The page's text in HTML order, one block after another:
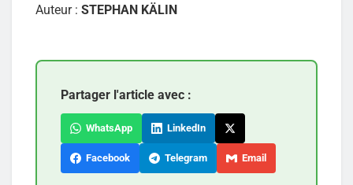
Auteur : STEPHAN KÄLIN
Partager l'article avec :
WhatsApp LinkedIn
Facebook Telegram Email